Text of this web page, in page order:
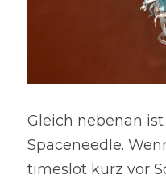
Gleich nebenan
Spaceneedle.
timeslot kurz vor